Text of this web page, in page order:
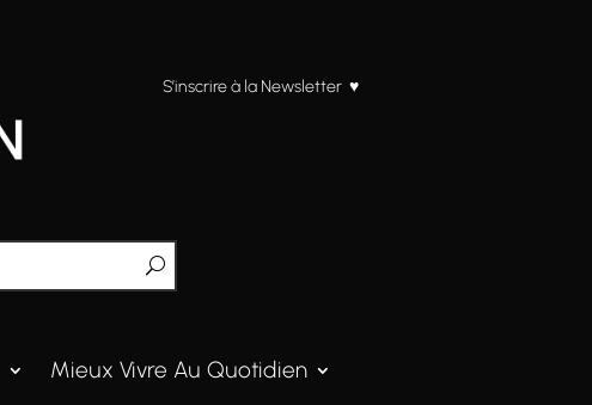
S’inscrire à la Newsletter ♥
Mieux Vivre Au Quotidien